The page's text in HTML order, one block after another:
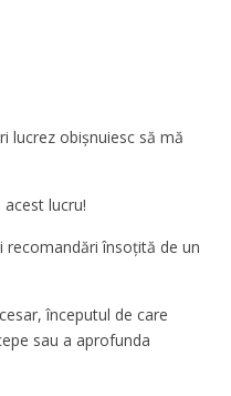
lucrez obișnuiesc să mă
lucru!
însoțită de un
începutul de care
sau a aprofunda